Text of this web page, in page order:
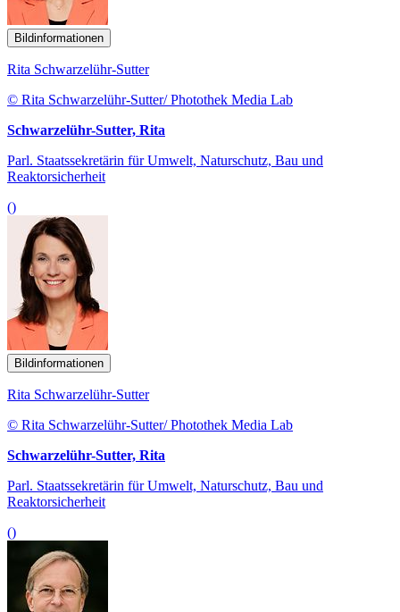
Bildinformationen
Rita Schwarzelühr-Sutter
© Rita Schwarzelühr-Sutter/ Photothek Media Lab
Schwarzelühr-Sutter, Rita
Parl. Staatssekretärin für Umwelt, Naturschutz, Bau und
Reaktorsicherheit
()
Bildinformationen
Rita Schwarzelühr-Sutter
© Rita Schwarzelühr-Sutter/ Photothek Media Lab
Schwarzelühr-Sutter, Rita
Parl. Staatssekretärin für Umwelt, Naturschutz, Bau und
Reaktorsicherheit
()